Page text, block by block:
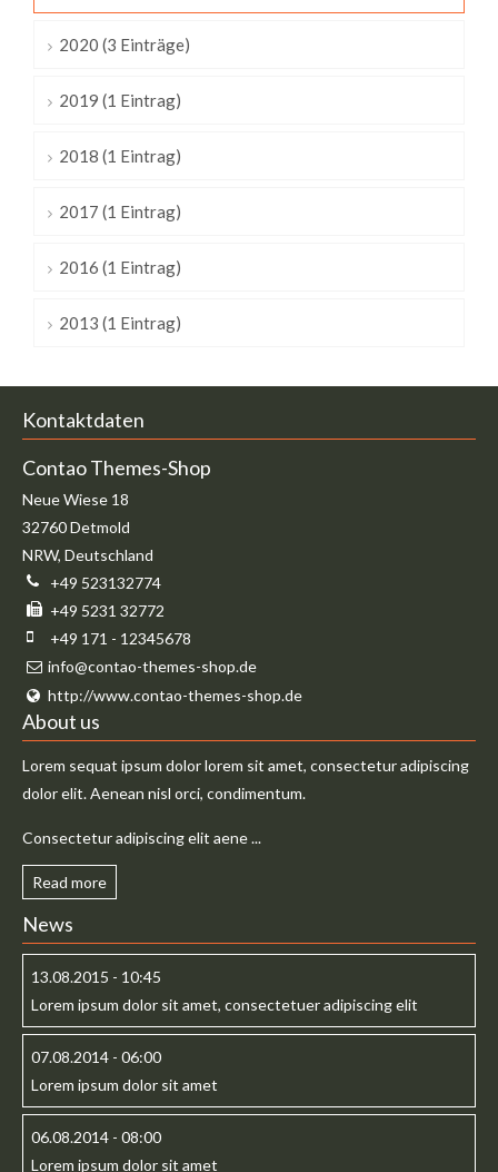
2020 (3 Einträge)
2019 (1 Eintrag)
2018 (1 Eintrag)
2017 (1 Eintrag)
2016 (1 Eintrag)
2013 (1 Eintrag)
Kontaktdaten
Contao Themes-Shop
Neue Wiese 18
32760Detmold
NRW,Deutschland
+49 523132774
+49 5231 32772
+49 171 - 12345678
info@contao-themes-shop.de
http://www.contao-themes-shop.de
About us
Lorem sequat ipsum dolor lorem sit amet, consectetur adipiscing
dolor elit. Aenean nisl orci, condimentum.
Consectetur adipiscing elit aene ...
Read more
News
13.08.2015 - 10:45
Lorem ipsum dolor sit amet, consectetuer adipiscing elit
07.08.2014 - 06:00
Lorem ipsum dolor sit amet
06.08.2014 - 08:00
Lorem ipsum dolor sit amet